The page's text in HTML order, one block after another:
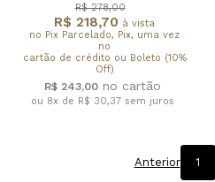
R$ 218,70 à vista
no Pix Parcelado, Pix, uma vez
no
cartão de crédito ou Boleto (10%
Off)
R$ 278,00
R$ 243,00
ou 8x de R$ 30,37 sem juros
Anterior 1